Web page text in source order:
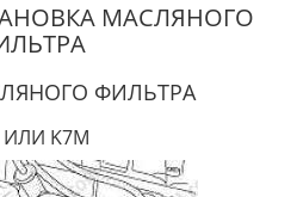
МАСЛЯНОГО
ФИЛЬТРА
ИЛИ K7M